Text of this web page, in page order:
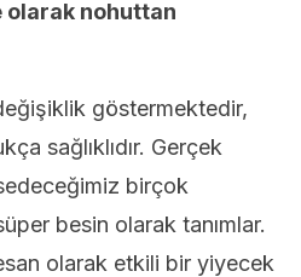
olarak nohuttan
göstermektedir,
sağlıklıdır. Gerçek
birçok
besin olarak tanımlar.
olarak etkili bir yiyecek